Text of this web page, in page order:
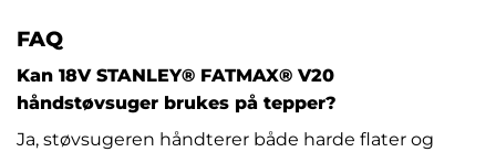
FAQ
Kan 18V STANLEY® FATMAX® V20
håndstøvsuger brukes på tepper?
Ja, støvsugeren håndterer både harde flater og